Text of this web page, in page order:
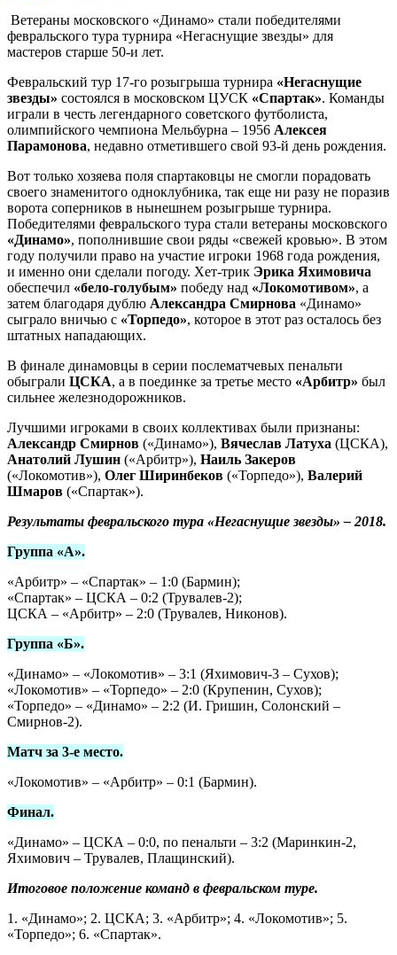
Ветераны московского «Динамо» стали победителями
февральского тура турнира «Негаснущие звезды» для
мастеров старше 50-и лет.
Февральский тур 17-го розыгрыша турнира «Негаснущие
звезды» состоялся в московском ЦУСК «Спартак». Команды
играли в честь легендарного советского футболиста,
олимпийского чемпиона Мельбурна – 1956 Алексея
Парамонова, недавно отметившего свой 93-й день рождения.
Вот только хозяева поля спартаковцы не смогли порадовать
своего знаменитого одноклубника, так еще ни разу не поразив
ворота соперников в нынешнем розыгрыше турнира.
Победителями февральского тура стали ветераны московского
«Динамо», пополнившие свои ряды «свежей кровью». В этом
году получили право на участие игроки 1968 года рождения,
и именно они сделали погоду. Хет-трик Эрика Яхимовича
обеспечил «бело-голубым» победу над «Локомотивом», а
затем благодаря дублю Александра Смирнова «Динамо»
сыграло вничью с «Торпедо», которое в этот раз осталось без
штатных нападающих.
В финале динамовцы в серии послематчевых пенальти
обыграли ЦСКА, а в поединке за третье место «Арбитр» был
сильнее железнодорожников.
Лучшими игроками в своих коллективах были признаны:
Александр Смирнов («Динамо»), Вячеслав Латуха (ЦСКА),
Анатолий Лушин («Арбитр»), Наиль Закеров
(«Локомотив»), Олег Ширинбеков («Торпедо»), Валерий
Шмаров («Спартак»).
Результаты февральского тура «Негаснущие звезды» – 2018.
Группа «А».
«Арбитр» – «Спартак» – 1:0 (Бармин);
«Спартак» – ЦСКА – 0:2 (Трувалев-2);
ЦСКА – «Арбитр» – 2:0 (Трувалев, Никонов).
Группа «Б».
«Динамо» – «Локомотив» – 3:1 (Яхимович-3 – Сухов);
«Локомотив» – «Торпедо» – 2:0 (Крупенин, Сухов);
«Торпедо» – «Динамо» – 2:2 (И. Гришин, Солонский –
Смирнов-2).
Матч за 3-е место.
«Локомотив» – «Арбитр» – 0:1 (Бармин).
Финал.
«Динамо» – ЦСКА – 0:0, по пенальти – 3:2 (Маринкин-2,
Яхимович – Трувалев, Плащинский).
Итоговое положение команд в февральском туре.
1. «Динамо»; 2. ЦСКА; 3. «Арбитр»; 4. «Локомотив»; 5.
«Торпедо»; 6. «Спартак».